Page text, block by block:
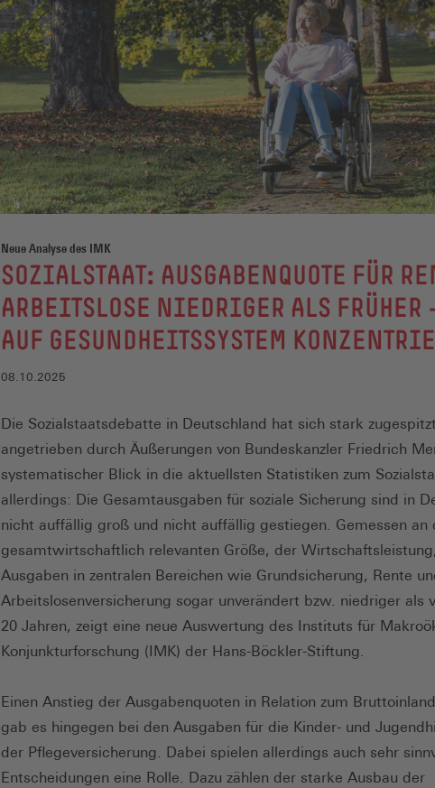
Neue Analyse des IMK
:
SOZIALSTAAT: AUSGABENQUOTE FÜR
ARBEITSLOSE NIEDRIGER ALS FRÜHER
AUF GESUNDHEITSSYSTEM
08.10.2025
Die Sozialstaatsdebatte in Deutschland hat sich stark
angetrieben durch Äußerungen von Bundeskanzler Friedrich
systematischer Blick in die aktuellsten Statistiken zum
allerdings: Die Gesamtausgaben für soziale Sicherung sind in
nicht auffällig groß und nicht auffällig gestiegen. Gemessen an
gesamtwirtschaftlich relevanten Größe, der
Ausgaben in zentralen Bereichen wie Grundsicherung, Rente
Arbeitslosenversicherung sogar unverändert bzw. niedriger als
20 Jahren, zeigt eine neue Auswertung des Instituts für
Konjunkturforschung (IMK) der Hans-Böckler-Stiftung.
Einen Anstieg der Ausgabenquoten in Relation zum
gab es hingegen bei den Ausgaben für die Kinder- und
der Pflegeversicherung. Dabei spielen allerdings auch sehr
Entscheidungen eine Rolle. Dazu zählen der starke Ausbau der